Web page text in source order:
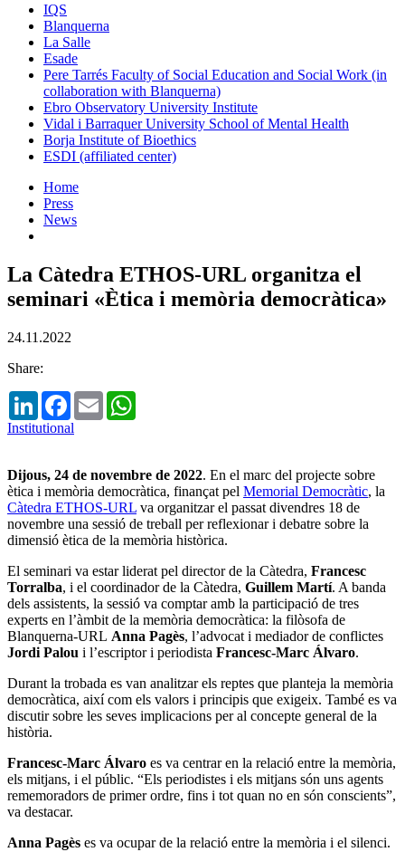
IQS
Blanquerna
La Salle
Esade
Pere Tarrés Faculty of Social Education and Social Work (in
collaboration with Blanquerna)
Ebro Observatory University Institute
Vidal i Barraquer University School of Mental Health
Borja Institute of Bioethics
ESDI (affiliated center)
Home
Press
News
La Càtedra ETHOS-URL organitza el
seminari «Ètica i memòria democràtica»
24.11.2022
Share:
LinkedInFacebook
Email
Institutional
Dijous, 24 de novembre de 2022. En el marc del projecte sobre
ètica i memòria democràtica, finançat pel Memorial Democràtic, la
Càtedra ETHOS-URL va organitzar el passat divendres 18 de
novembre una sessió de treball per reflexionar i debatre sobre la
dimensió ètica de la memòria històrica.
El seminari va estar liderat pel director de la Càtedra, Francesc
Torralba, i el coordinador de la Càtedra, Guillem Martí. A banda
dels assistents, la sessió va comptar amb la participació de tres
experts en l’àmbit de la memòria democràtica: la filòsofa de
Blanquerna-URL Anna Pagès, l’advocat i mediador de conflictes
Jordi Palou i l’escriptor i periodista Francesc-Marc Álvaro.
Durant la trobada es van analitzar els reptes que planteja la memòria
democràtica, així com els valors i principis que exigeix. També es va
discutir sobre les seves implicacions per al concepte general de la
història.
Francesc-Marc Álvaro es va centrar en la relació entre la memòria,
els mitjans, i el públic. “Els periodistes i els mitjans són uns agents
rememoradors de primer ordre, fins i tot quan no en són conscients”,
va destacar.
Anna Pagès es va ocupar de la relació entre la memòria i el silenci.